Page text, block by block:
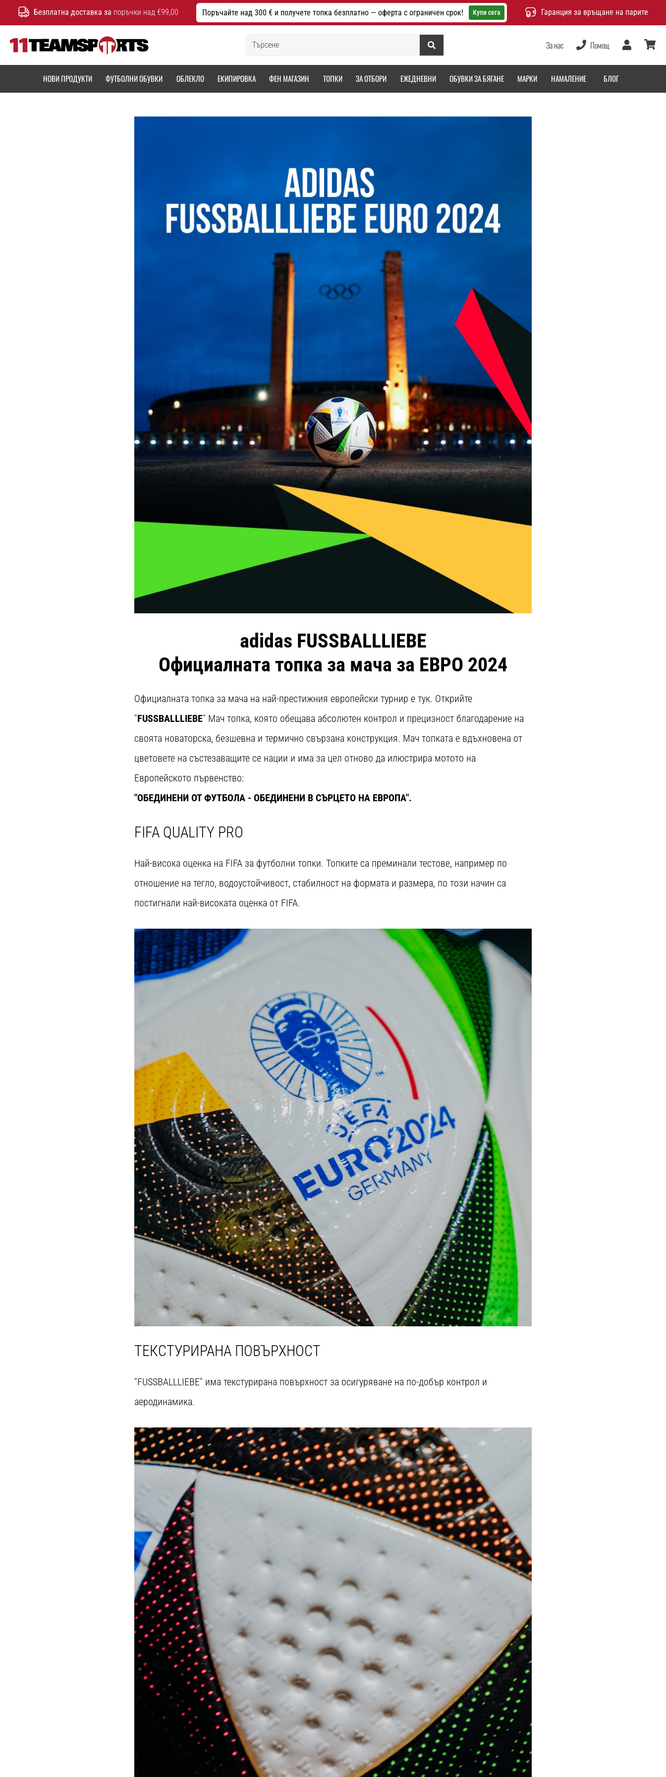
Безплатна доставка за поръчки над €99,00 Поръчайте над 300 € и получете топка безплатно — оферта с ограничен срок! Купи сега Гаранция за връщане на парите
Търсене
За нас Помощ
Потребител
НОВИ ПРОДУКТИ ФУТБОЛНИ ОБУВКИ ОБЛЕКЛО ЕКИПИРОВКА ФЕН МАГАЗИН ТОПКИ ЗА ОТБОРИ ЕЖЕДНЕВНИ ОБУВКИ ЗА БЯГАНЕ МАРКИ НАМАЛЕНИЕ БЛОГ
adidas FUSSBALLLIEBE
Официалната топка за мача за ЕВРО 2024
Официалната топка за мача на най-престижния европейски турнир е тук. Открийте
"FUSSBALLLIEBE" Мач топка, която обещава абсолютен контрол и прецизност благодарение на
своята новаторска, безшевна и термично свързана конструкция. Мач топката е вдъхновена от
цветовете на състезаващите се нации и има за цел отново да илюстрира мотото на
Европейското първенство:
"ОБЕДИНЕНИ ОТ ФУТБОЛА - ОБЕДИНЕНИ В СЪРЦЕТО НА ЕВРОПА".
FIFA QUALITY PRO
Най-висока оценка на FIFA за футболни топки. Топките са преминали тестове, например по
отношение на тегло, водоустойчивост, стабилност на формата и размера, по този начин са
постигнали най-високата оценка от FIFA.
ТЕКСТУРИРАНА ПОВЪРХНОСТ
"FUSSBALLLIEBE" има текстурирана повърхност за осигуряване на по-добър контрол и
аеродинамика.